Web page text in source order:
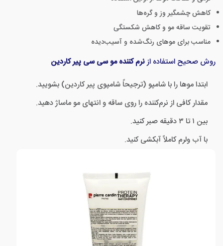
کاهش چشمگیر وز و گره‌ها
تقویت ساقه مو و کاهش شکستگی
مناسب برای موهای رنگ‌شده و آسیب‌دیده
روش صحیح استفاده ازنرم کننده مو سی سی پیر کاردین
ابتدا موها را با شامپو (ترجیحاً شامپوی پیر کاردین) بشویید.
مقدار کافی از نرم‌کننده را روی ساقه و انتهای مو ماساژ دهید.
بین ۱ تا ۳ دقیقه صبر کنید.
با آب ولرم کاملاً آبکشی کنید.